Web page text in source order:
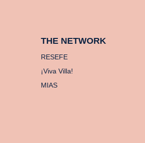
THE NETWORK
RESEFE
¡Viva Villa!
MIAS